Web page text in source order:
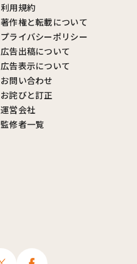
利用規約
著作権と転載について
プライバシーポリシー
広告出稿について
広告表示について
お問い合わせ
お詫びと訂正
運営会社
監修者一覧